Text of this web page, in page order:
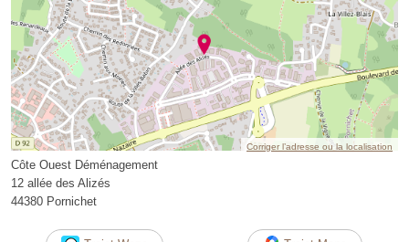
Corriger l’adresse ou la localisation
Côte Ouest Déménagement
12 allée des Alizés
44380 Pornichet